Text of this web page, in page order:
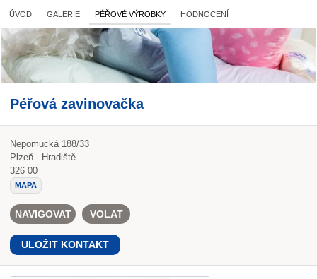
ÚVOD GALERIE PÉŘOVÉ VÝROBKY HODNOCENÍ
Péřová zavinovačka
Nepomucká 188/33
Plzeň - Hradiště
326 00
MAPA
NAVIGOVAT VOLAT
ULOŽIT KONTAKT